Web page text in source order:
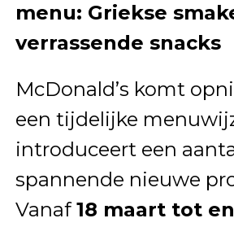
menu: Griekse
verrassende snacks
McDonald’s komt
een tijdelijke
introduceert een
spannende nieuwe
Vanaf18 maart tot